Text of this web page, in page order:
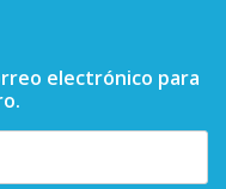
electrónico para